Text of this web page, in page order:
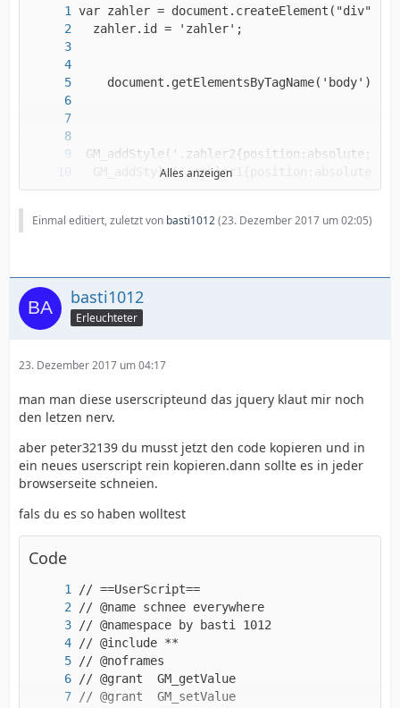
Alles anzeigen
Einmal editiert, zuletzt von basti1012(23. Dezember 2017 um 02:05)
basti1012
Erleuchteter
23. Dezember 2017 um 04:17
man man diese userscripteund das jquery klaut mir noch
den letzen nerv.
aber peter32139 du musst jetzt den code kopieren und in
ein neues userscript rein kopieren.dann sollte es in jeder
browserseite schneien.
fals du es so haben wolltest
Code